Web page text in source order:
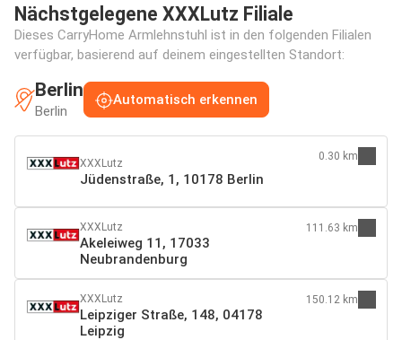
Nächstgelegene XXXLutz Filiale
Dieses CarryHome Armlehnstuhl ist in den folgenden Filialen
verfügbar, basierend auf deinem eingestellten Standort:
Berlin
Berlin
Automatisch erkennen
XXXLutz
Jüdenstraße, 1, 10178 Berlin
0.30 km
XXXLutz
Akeleiweg 11, 17033
Neubrandenburg
111.63 km
XXXLutz
Leipziger Straße, 148, 04178
Leipzig
150.12 km